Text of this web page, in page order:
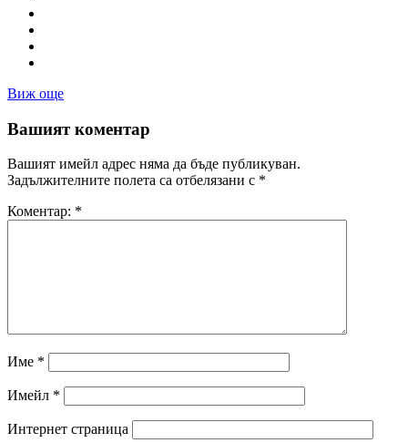
Виж още
Вашият коментар
Вашият имейл адрес няма да бъде публикуван.
Задължителните полета са отбелязани с *
Коментар: *
Име *
Имейл *
Интернет страница